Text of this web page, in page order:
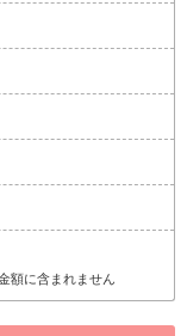
額に含まれません